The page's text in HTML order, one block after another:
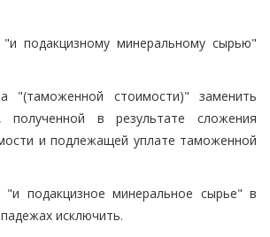
подакцизному минеральному сырью"
"(таможенной стоимости)" заменить
полученной в результате сложения
и подлежащей уплате таможенной
подакцизное минеральное сырье" в
исключить.